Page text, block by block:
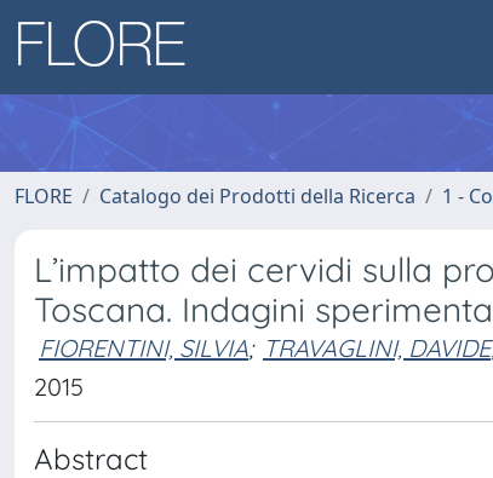
FLORE Catalogo dei Prodotti della Ricerca 1 -
L’impatto dei cervidi sulla
Toscana. Indagini
FIORENTINI, SILVIA; TRAVAGLINI, DAVIDE
2015
Abstract